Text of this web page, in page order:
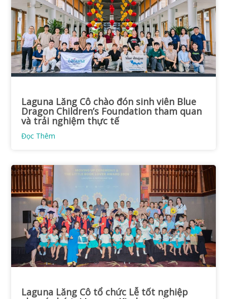
Laguna Lăng Cô chào đón sinh viên Blue
Dragon Children’s Foundation tham quan
và trải nghiệm thực tế
Đọc Thêm
Laguna Lăng Cô tổ chức Lễ tốt nghiệp